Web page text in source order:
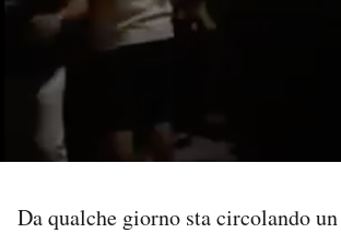
Da qualche giorno sta circolando